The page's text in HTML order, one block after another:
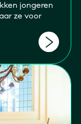
jongeren
ze voor